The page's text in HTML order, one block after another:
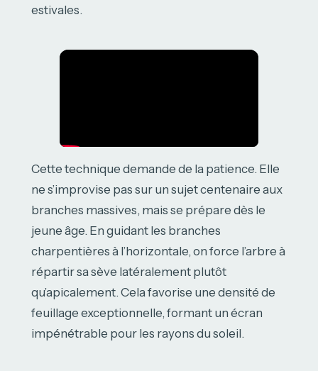
estivales.
Cette technique demande de la patience. Elle
ne s’improvise pas sur un sujet centenaire aux
branches massives, mais se prépare dès le
jeune âge. En guidant les branches
charpentières à l’horizontale, on force l’arbre à
répartir sa sève latéralement plutôt
qu’apicalement. Cela favorise une densité de
feuillage exceptionnelle, formant un écran
impénétrable pour les rayons du soleil.